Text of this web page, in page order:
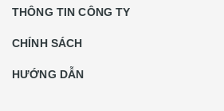
THÔNG TIN CÔNG TY
CHÍNH SÁCH
HƯỚNG DẪN